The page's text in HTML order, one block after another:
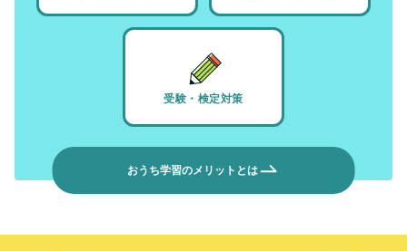
受験・検定対策
おうち学習のメリットとは